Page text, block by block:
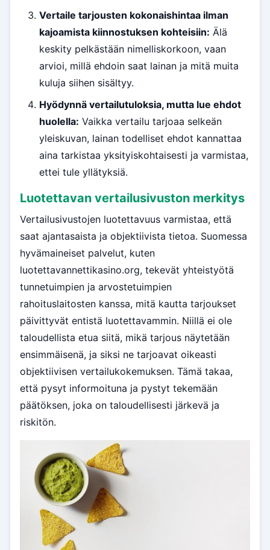
Vertaile tarjousten kokonaishintaa ilman
kajoamista kiinnostuksen kohteisiin: Älä
keskity pelkästään nimelliskorkoon, vaan
arvioi, millä ehdoin saat lainan ja mitä muita
kuluja siihen sisältyy.
Hyödynnä vertailutuloksia, mutta lue ehdot
huolella: Vaikka vertailu tarjoaa selkeän
yleiskuvan, lainan todelliset ehdot kannattaa
aina tarkistaa yksityiskohtaisesti ja varmistaa,
ettei tule yllätyksiä.
Luotettavan vertailusivuston merkitys
Vertailusivustojen luotettavuus varmistaa, että
saat ajantasaista ja objektiivista tietoa. Suomessa
hyvämaineiset palvelut, kuten
luotettavannettikasino.org, tekevät yhteistyötä
tunnetuimpien ja arvostetuimpien
rahoituslaitosten kanssa, mitä kautta tarjoukset
päivittyvät entistä luotettavammin. Niillä ei ole
taloudellista etua siitä, mikä tarjous näytetään
ensimmäisenä, ja siksi ne tarjoavat oikeasti
objektiivisen vertailukokemuksen. Tämä takaa,
että pysyt informoituna ja pystyt tekemään
päätöksen, joka on taloudellisesti järkevä ja
riskitön.